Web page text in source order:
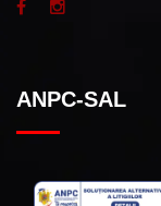
ANPC-SAL